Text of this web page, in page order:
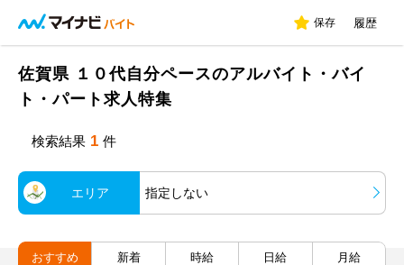
保存 履歴
佐賀県 １０代自分ペースのアルバイト・バイ
ト・パート求人特集
検索結果 1 件
エリア 指定しない
おすすめ 新着 時給 日給 月給